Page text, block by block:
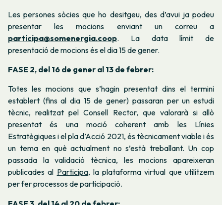
Les persones sòcies que ho desitgeu, des d’avui ja podeu
presentar les mocions enviant un correu a
participa@somenergia.coop. La data límit de
presentació de mocions és el dia 15 de gener.
FASE 2, del 16 de gener al 13 de febrer:
Totes les mocions que s’hagin presentat dins el termini
establert (fins al dia 15 de gener) passaran per un estudi
tècnic, realitzat pel Consell Rector, que valorarà si allò
presentat és una moció coherent amb les Línies
Estratègiques i el pla d’Acció 2021, és tècnicament viable i és
un tema en què actualment no s’està treballant. Un cop
passada la validació tècnica, les mocions apareixeran
publicades al Participa, la plataforma virtual que utilitzem
per fer processos de participació.